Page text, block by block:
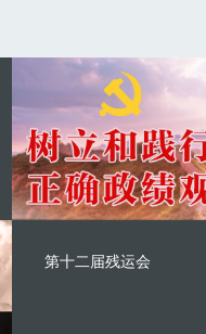
第十二届残运会